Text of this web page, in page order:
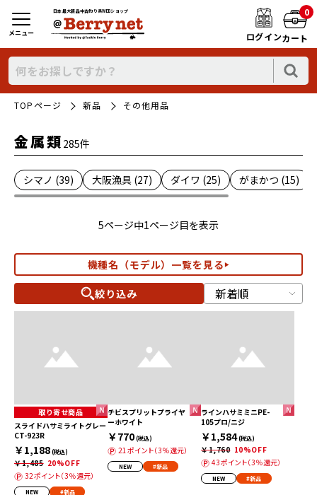
日本最大新品中古釣り具WEBショップ
ログイン
0
カート
メニュー
TOPページ 新品 その他用品
金属類 285件
シマノ (39) 大阪漁具 (27) ダイワ (25) がまかつ (15)
5ページ中1ページ目を表示
機種名（モデル）一覧を見る
絞り込み
取り寄せ商品
スライドハサミライトグレー
CT-923R
￥1,188(税込)
￥1,485 20%OFF
32ポイント（3％還元）
NEW #新品
チビスプリットプライヤ
ーホワイト
￥770(税込)
21ポイント（3％還元）
NEW #新品
ラインハサミミニPE-
105プロ/ニジ
￥1,584(税込)
￥1,760 10%OFF
43ポイント（3％還元）
NEW #新品